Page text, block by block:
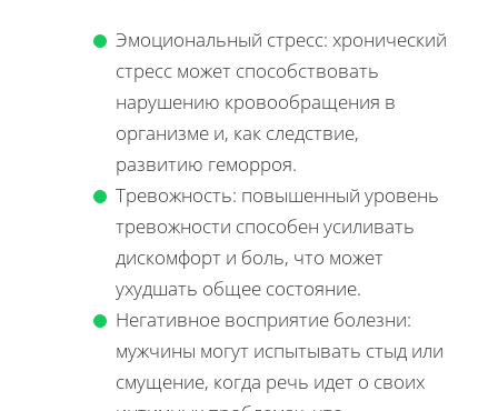
Эмоциональный стресс: хронический
стресс может способствовать
нарушению кровообращения в
организме и, как следствие,
развитию геморроя.
Тревожность: повышенный уровень
тревожности способен усиливать
дискомфорт и боль, что может
ухудшать общее состояние.
Негативное восприятие болезни:
мужчины могут испытывать стыд или
смущение, когда речь идет о своих